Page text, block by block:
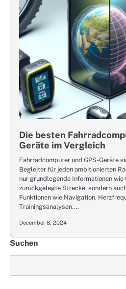
Die besten
Geräte im Vergleich
Fahrradcomputer und GPS-Geräte
Begleiter für jeden ambitionierten
nur grundlegende Informationen wie
zurückgelegte Strecke, sondern
Funktionen wie Navigation,
Trainingsanalysen.…
December 8, 2024
Suchen